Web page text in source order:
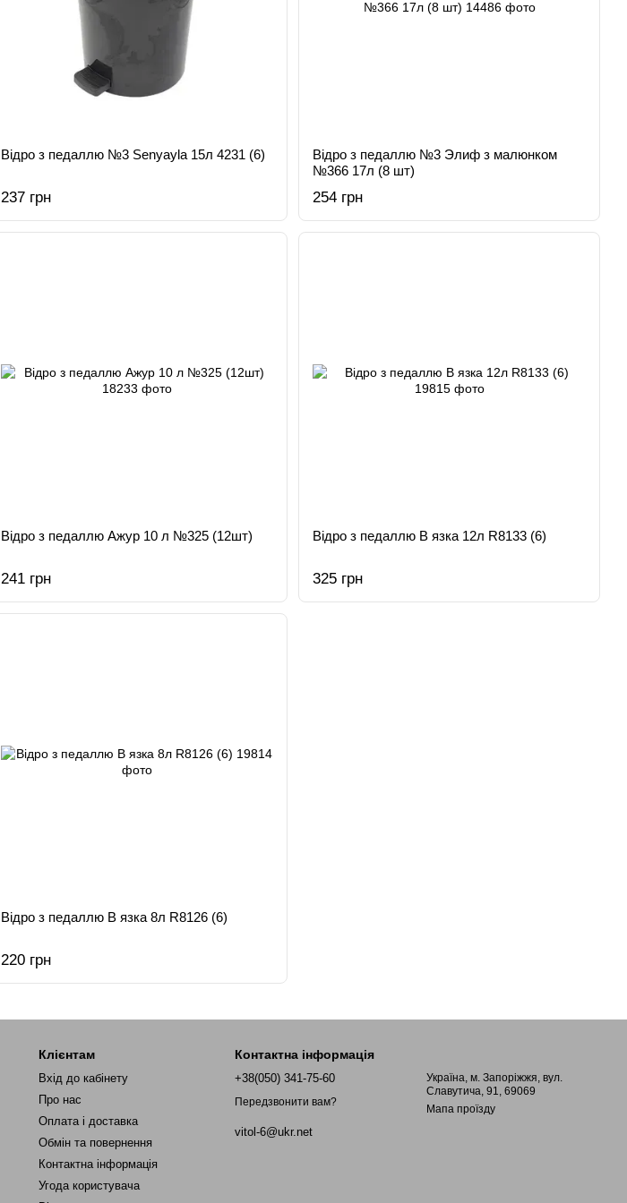
Відро з педаллю №3 Senyayla 15л 4231 (6)
237 грн
Відро з педаллю №3 Элиф з малюнком
№366 17л (8 шт)
254 грн
Відро з педаллю Ажур 10 л №325 (12шт)
241 грн
Відро з педаллю В язка 12л R8133 (6)
325 грн
Відро з педаллю В язка 8л R8126 (6)
220 грн
Клієнтам
Вхід до кабінету
Про нас
Оплата і доставка
Обмін та повернення
Контактна інформація
Угода користувача
Контактна інформація
+38(050) 341-75-60
Передзвонити вам?
vitol-6@ukr.net
Україна, м. Запоріжжя, вул.
Славутича, 91, 69069
Мапа проїзду